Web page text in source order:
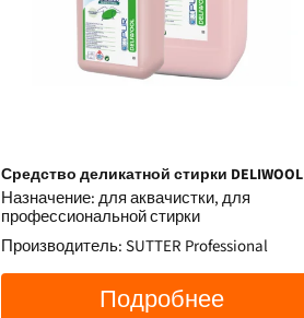
Средство деликатной стирки DELIWOOL
Назначение: для аквачистки, для
профессиональной стирки
Производитель: SUTTER Professional
Подробнее